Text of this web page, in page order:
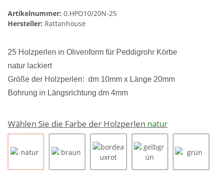
Artikelnummer: 0.HPO10/20N-25
Hersteller: Rattanhouse
25 Holzperlen in Olivenform für Peddigrohr Körbe
natur lackiert
Größe der Holzperlen: dm 10mm x Länge 20mm
Bohrung in Längsrichtung dm 4mm
Wählen Sie die Farbe der Holzperlen natur